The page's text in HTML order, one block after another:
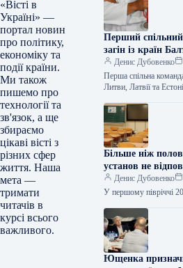
«Вісті в
Україні» —
портал новин
про політику,
економіку та
події країни.
Ми також
пишемо про
технології та
зв'язок, а ще
збираємо
цікаві вісті з
різних сфер
життя. Наша
мета —
тримати
читачів в
курсі всього
важливого.
Перший
загін із країн
стажування в
Денис Дубовенко
Перша спільна
Литви, Латвії та
медичних закладах.
Більше ніж
установ не
санітарним
Денис Дубовенко
У першому півріччі 20
Ющенка